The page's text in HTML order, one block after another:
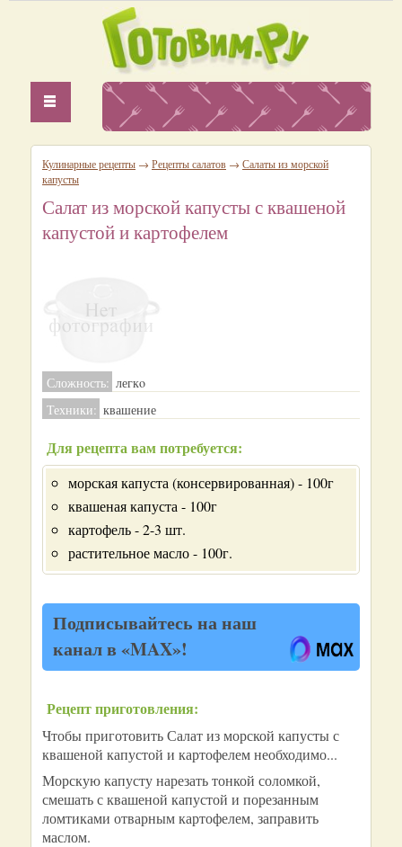
Кулинарные рецепты → Рецепты салатов → Салаты из морской
капусты
Салат из морской капусты с квашеной
капустой и картофелем
Сложность: легкo
Техники: квашение
Для рецепта вам потребуется:
морская капуста (консервированная) - 100г
квашеная капуста - 100г
картофель - 2-3 шт.
растительное масло - 100г.
Подписывайтесь на наш
канал в «MAX»!
Рецепт приготовления:
Чтобы приготовить Салат из морской капусты с
квашеной капустой и картофелем необходимо...
Морскую капусту нарезать тонкой соломкой,
смешать с квашеной капустой и порезанным
ломтиками отварным картофелем, заправить
маслом.